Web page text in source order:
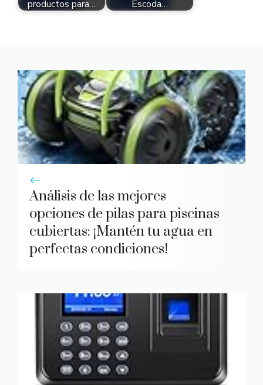
productos para…
Escoda…
Análisis de las mejores
opciones de pilas para piscinas
cubiertas: ¡Mantén tu agua en
perfectas condiciones!